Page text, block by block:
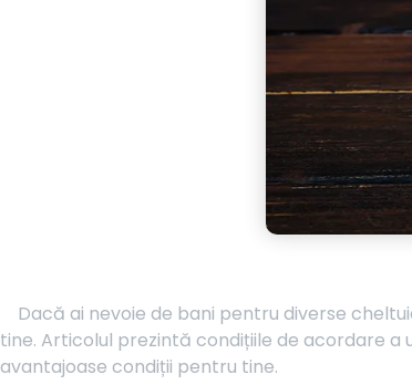
Dacă ai nevoie de bani pentru diverse
tine. Articolul prezintă condițiile de acordare
avantajoase condiții pentru tine.